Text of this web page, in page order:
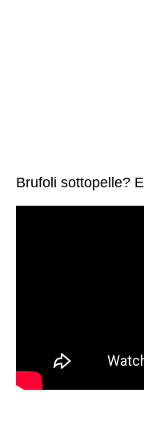
Brufoli sottopelle?